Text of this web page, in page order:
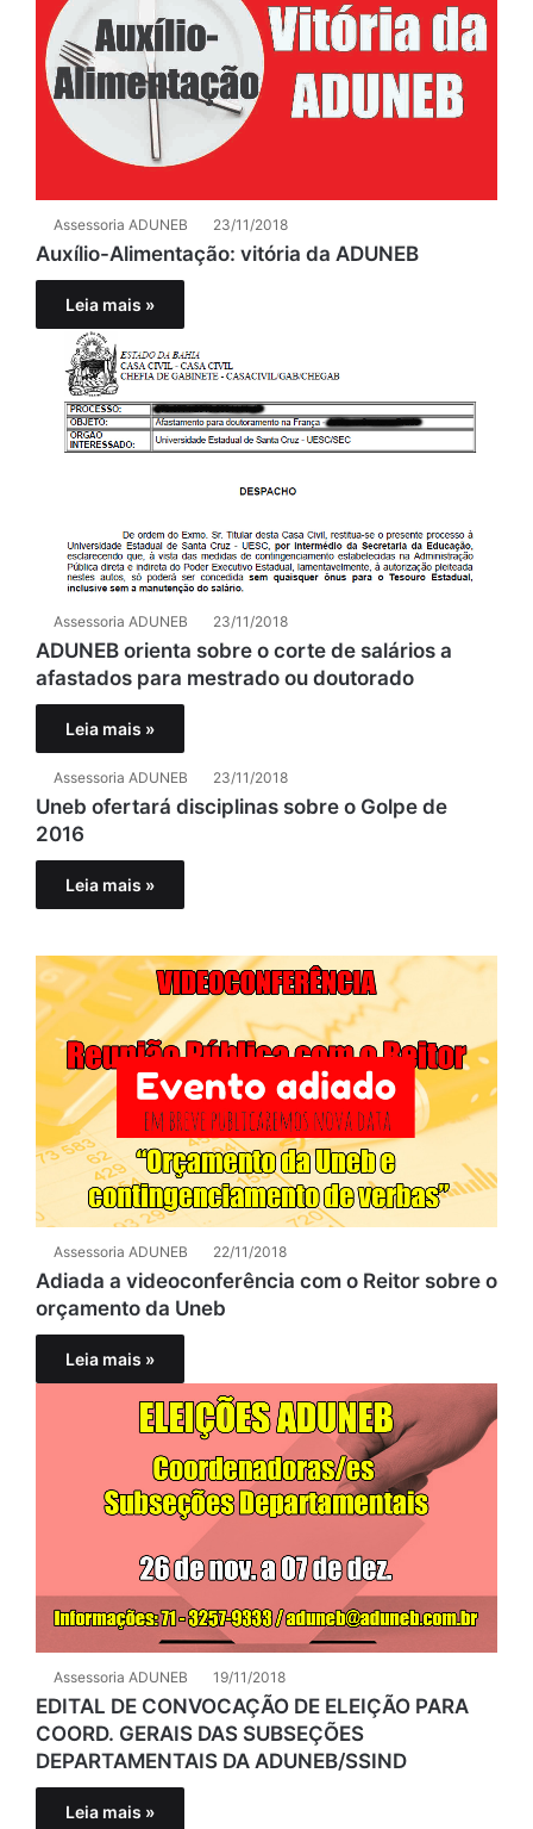
Assessoria ADUNEB 23/11/2018
Auxílio-Alimentação: vitória da ADUNEB
Leia mais »
Assessoria ADUNEB 23/11/2018
ADUNEB orienta sobre o corte de salários a
afastados para mestrado ou doutorado
Leia mais »
Assessoria ADUNEB 23/11/2018
Uneb ofertará disciplinas sobre o Golpe de
2016
Leia mais »
Assessoria ADUNEB 22/11/2018
Adiada a videoconferência com o Reitor sobre o
orçamento da Uneb
Leia mais »
Assessoria ADUNEB 19/11/2018
EDITAL DE CONVOCAÇÃO DE ELEIÇÃO PARA
COORD. GERAIS DAS SUBSEÇÕES
DEPARTAMENTAIS DA ADUNEB/SSIND
Leia mais »